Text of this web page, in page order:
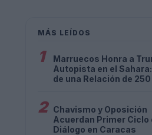
MÁS LEÍDOS
1
Marruecos Honra a
Autopista en el
de una Relación de
2 Chavismo y Oposición
Acuerdan Primer Ciclo
Diálogo en Caracas